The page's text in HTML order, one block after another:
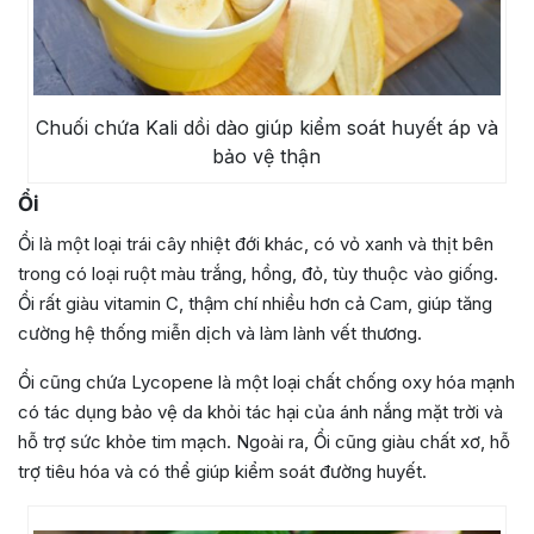
Chuối chứa Kali dồi dào giúp kiểm soát huyết áp và
bảo vệ thận
Ổi
Ổi là một loại trái cây nhiệt đới khác, có vỏ xanh và thịt bên
trong có loại ruột màu trắng, hồng, đỏ, tùy thuộc vào giống.
Ổi rất giàu vitamin C, thậm chí nhiều hơn cả Cam, giúp tăng
cường hệ thống miễn dịch và làm lành vết thương.
Ổi cũng chứa Lycopene là một loại chất chống oxy hóa mạnh
có tác dụng bảo vệ da khỏi tác hại của ánh nắng mặt trời và
hỗ trợ sức khỏe tim mạch. Ngoài ra, Ổi cũng giàu chất xơ, hỗ
trợ tiêu hóa và có thể giúp kiểm soát đường huyết.